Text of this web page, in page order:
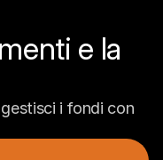
e la
i fondi con